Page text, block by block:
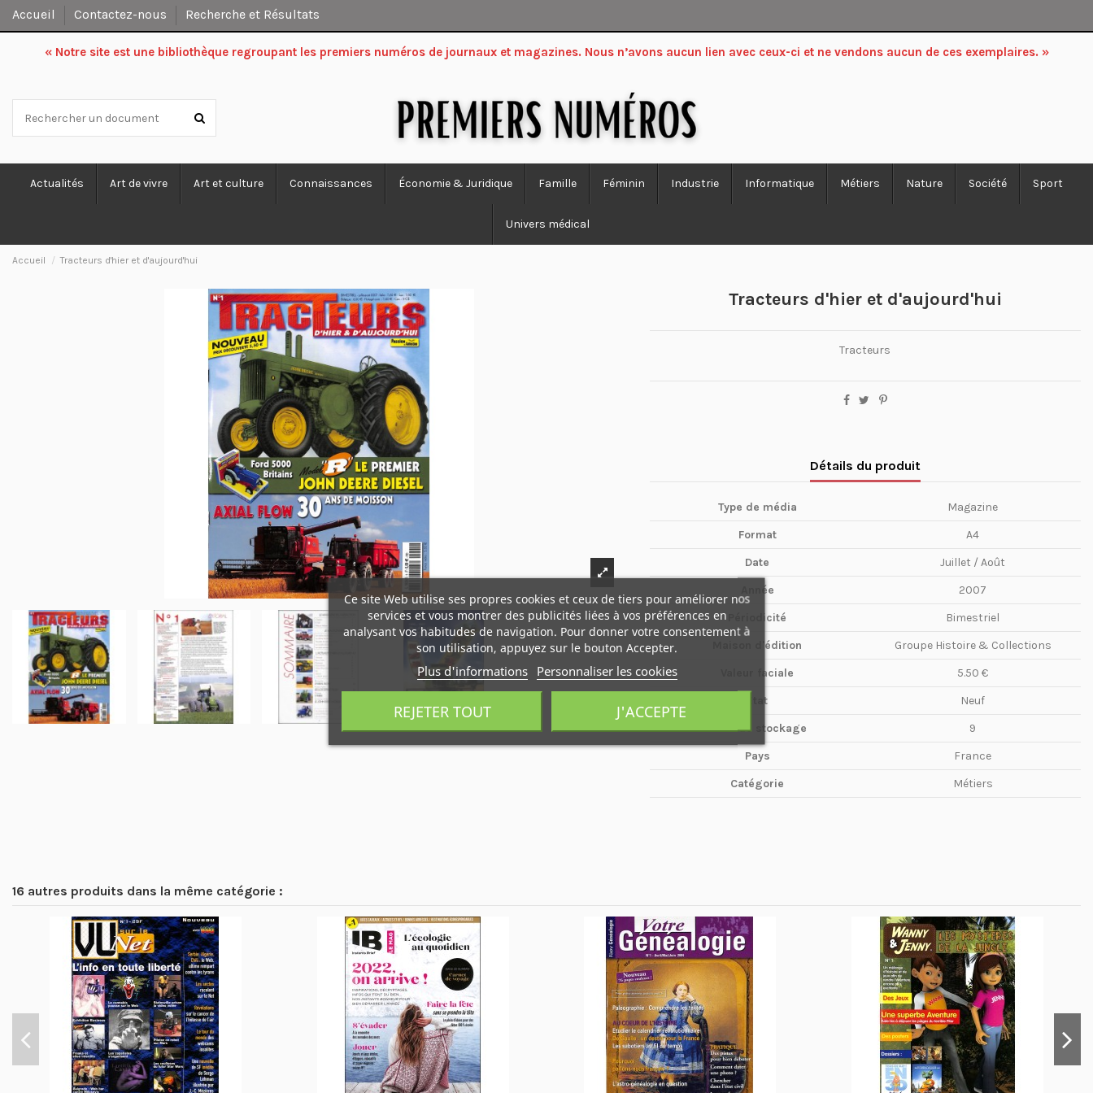
Accueil Contactez-nous Recherche et Résultats
« Notre site est une bibliothèque regroupant les premiers numéros de journaux et magazines. Nous n’avons aucun lien avec ceux-ci et ne vendons aucun de ces exemplaires. »
Actualités Art de vivre Art et culture Connaissances Économie & Juridique Famille Féminin Industrie Informatique Métiers Nature Société Sport
Univers médical
Accueil Tracteurs d'hier et d'aujourd'hui
Tracteurs d'hier et d'aujourd'hui
Tracteurs
Détails du produit
Type de média
Magazine
Format
A4
Date
Juillet / Août
Année
2007
Périodicité
Bimestriel
Maison d'édition
Groupe Histoire & Collections
Valeur faciale
5.50 €
Etat
Neuf
Boîte de stockage
9
Pays
France
Catégorie
Métiers
16 autres produits dans la même catégorie :
Ce site Web utilise ses propres cookies et ceux de tiers pour améliorer nos
services et vous montrer des publicités liées à vos préférences en
analysant vos habitudes de navigation. Pour donner votre consentement à
son utilisation, appuyez sur le bouton Accepter.
Plus d'informations Personnaliser les cookies
REJETER TOUT J'ACCEPTE